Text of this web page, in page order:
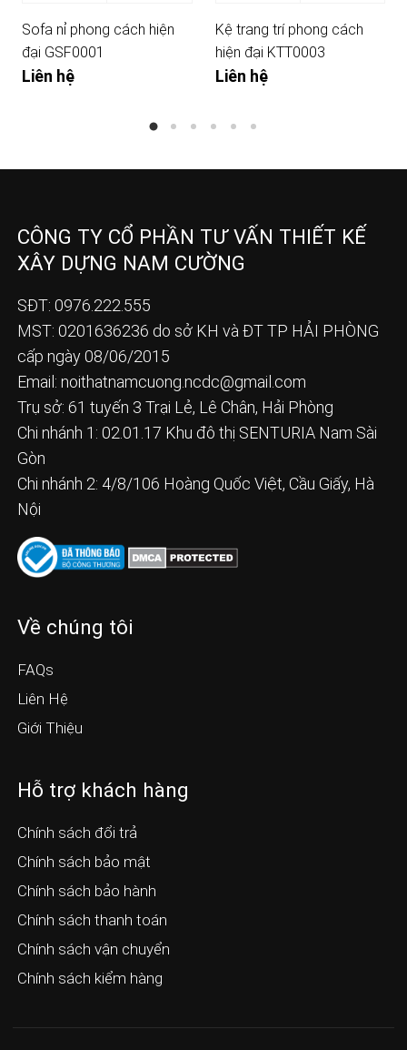
Sofa nỉ phong cách hiện
đại GSF0001
Liên hệ
Kệ trang trí phong cách
hiện đại KTT0003
Liên hệ
CÔNG TY CỔ PHẦN TƯ VẤN THIẾT KẾ
XÂY DỰNG NAM CƯỜNG
SĐT: 0976.222.555
MST: 0201636236 do sở KH và ĐT TP HẢI PHÒNG
cấp ngày 08/06/2015
Email: noithatnamcuong.ncdc@gmail.com
Trụ sở: 61 tuyến 3 Trại Lẻ, Lê Chân, Hải Phòng
Chi nhánh 1: 02.01.17 Khu đô thị SENTURIA Nam Sài
Gòn
Chi nhánh 2: 4/8/106 Hoàng Quốc Việt, Cầu Giấy, Hà
Nội
Về chúng tôi
FAQs
Liên Hệ
Giới Thiệu
Hỗ trợ khách hàng
Chính sách đổi trả
Chính sách bảo mật
Chính sách bảo hành
Chính sách thanh toán
Chính sách vận chuyển
Chính sách kiểm hàng